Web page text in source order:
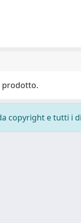
prodotto.
copyright e tutti i